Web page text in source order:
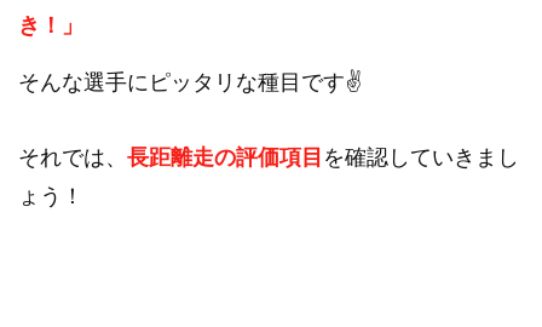
き！」
そんな選手にピッタリな種目です✌
それでは、 長距離走の評価項目 を確認していきまし
ょう！